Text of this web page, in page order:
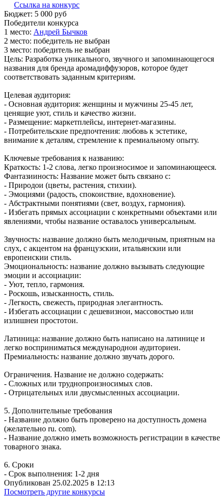
Ссылка на конкурс
Бюджет: 5 000 руб
Победители конкурса
1 место: Ан­дрей Быч­ков
2 место: победитель не выбран
3 место: победитель не выбран
Цель: Разработка уникального, звучного и запоминающегося
названия для бренда аромадиффузоров, которое будет
соответствовать заданным критериям.
Целевая аудитория:
- Основная аудитория: женщины и мужчины 25-45 лет,
ценящие уют, стиль и качество жизни.
- Размещение: маркетплейсы, интернет-магазины.
- Потребительские предпочтения: любовь к эстетике,
внимание к деталям, стремление к премиальному опыту.
Ключевые требования к названию:
Краткость: 1-2 слова, легко произносимое и запоминающееся.
Фантазииность: Название может быть связано с:
- Природои (цветы, растения, стихии).
- Эмоциями (радость, спокоиствие, вдохновение).
- Абстрактными понятиями (свет, воздух, гармония).
- Избегать прямых ассоциации с конкретными объектами или
явлениями, чтобы название оставалось универсальным.
Звучность: название должно быть мелодичным, приятным на
слух, с акцентом на французскии, итальянскии или
европеискии стиль.
Эмоциональность: название должно вызывать следующие
эмоции и ассоциации:
- Уют, тепло, гармония.
- Роскошь, изысканность, стиль.
- Легкость, свежесть, природная элегантность.
- Избегать ассоциации с дешевизнои, массовостью или
излишнеи простотои.
Латиница: название должно быть написано на латинице и
легко восприниматься международнои аудиториеи.
Премиальность: название должно звучать дорого.
Ограничения. Название не должно содержать:
- Сложных или труднопроизносимых слов.
- Отрицательных или двусмысленных ассоциации.
5. Дополнительные требования
- Название должно быть проверено на доступность домена
(желательно ru. com).
- Название должно иметь возможность регистрации в качестве
товарного знака.
6. Сроки
- Срок выполнения: 1-2 дня
Опубликован 25.02.2025 в 12:13
Посмотреть другие конкурсы